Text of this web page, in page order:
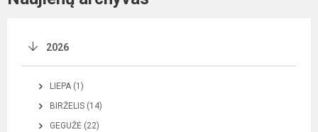
2026
LIEPA (1)
BIRŽELIS (14)
GEGUŽĖ (22)